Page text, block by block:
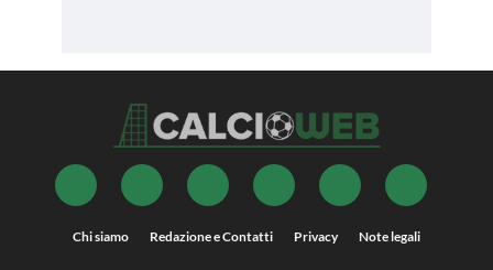
Chi siamo Redazione e Contatti Privacy Note legali